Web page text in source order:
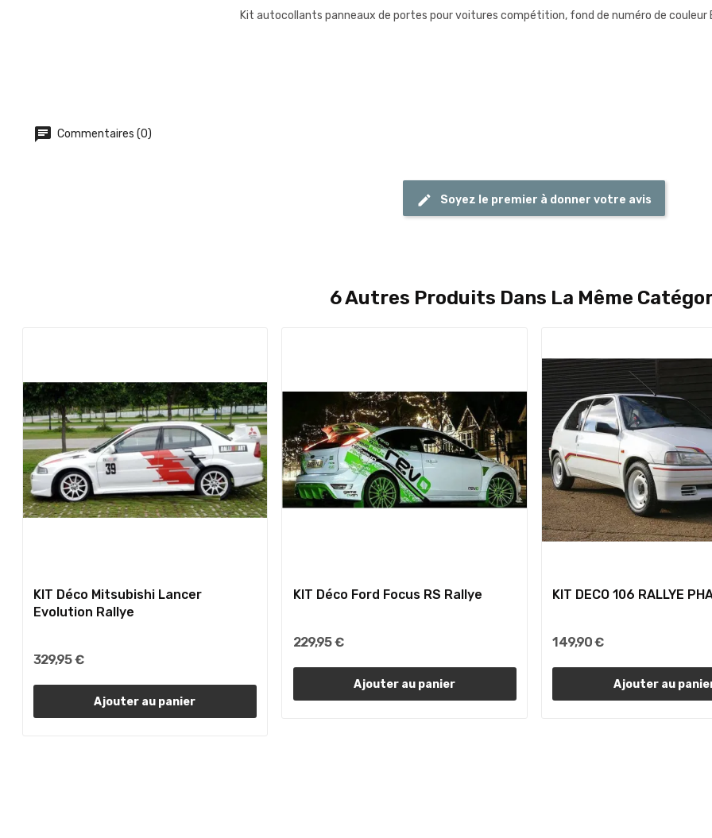
Kit autocollants panneaux de portes pour voitures compétition, fond de numéro de couleur
Commentaires (0)
Soyez le premier à donner votre avis
6 Autres Produits Dans La Même
KIT Déco Mitsubishi Lancer
Evolution Rallye
329,95 €
Ajouter au panier
KIT Déco Ford Focus RS Rallye
229,95 €
Ajouter au panier
KIT DECO 106 RALLYE
149,90 €
Ajouter au